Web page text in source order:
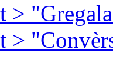
>
>